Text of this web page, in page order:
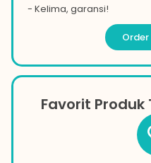
- Kelima, garansi!
Favorit Produk